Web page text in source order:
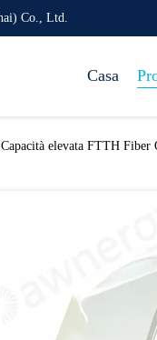
Co., Ltd.
Casa
Capacità elevata FTTH